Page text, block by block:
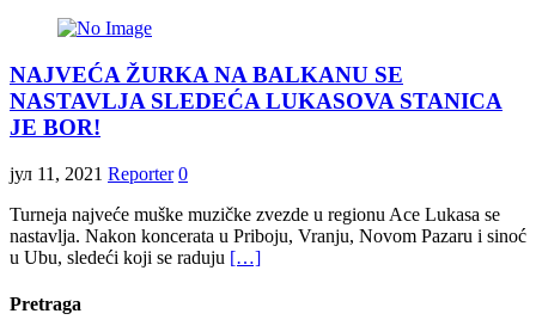
NAJVEĆA ŽURKA NA BALKANU SE
NASTAVLJA SLEDEĆA LUKASOVA STANICA
JE BOR!
јул 11, 2021 Reporter 0
Turneja najveće muške muzičke zvezde u regionu Ace Lukasa se
nastavlja. Nakon koncerata u Priboju, Vranju, Novom Pazaru i sinoć
u Ubu, sledeći koji se raduju […]
Pretraga